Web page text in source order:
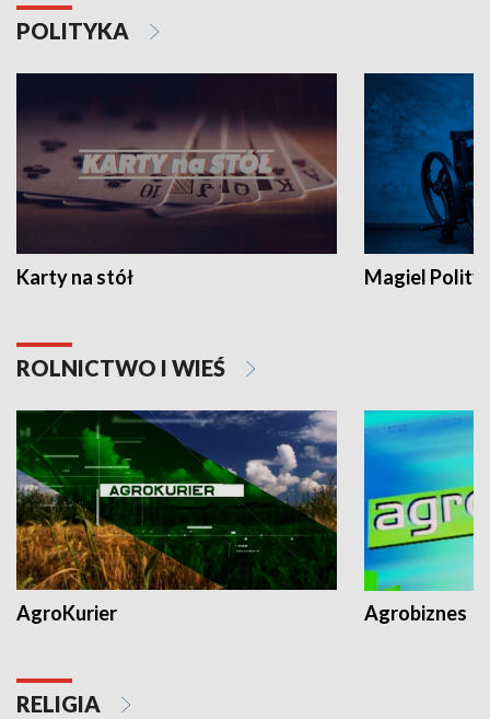
POLITYKA
Karty na stół Magiel
ROLNICTWO I WIEŚ
AgroKurier Agrobiznes
RELIGIA